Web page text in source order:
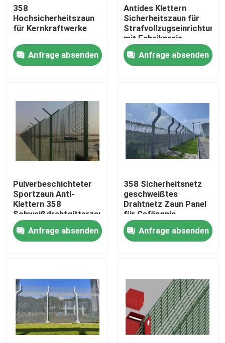
Haus
Videos
VR-Show
Über uns
Fabrik-Ausflug
Qualitätskontrolle
Nachrichten
Fechten der geschweißten Masche
358
Hochsicherheitszaun
für Kernkraftwerke
Anfrage absenden
Antides Klettern
Sicherheitszaun für
mit Fabrikpreis
Anfrage absenden
Pulverbeschichteter
Sportzaun Anti-
Klettern 358
Schweißdrahtgitterzaun
für Flughafen
Anfrage absenden
358 Sicherheitsnetz
geschweißtes
Drahtnetz Zaun Panel
für Gefängnis
Anfrage absenden